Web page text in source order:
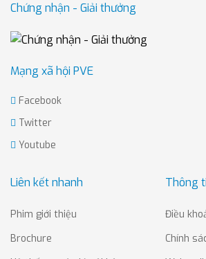
Chứng nhận - Giải thưởng
Mạng xã hội PVE
Facebook
Twitter
Youtube
Liên kết nhanh
Phim giới thiệu
Brochure
Thông
Điều
Chính